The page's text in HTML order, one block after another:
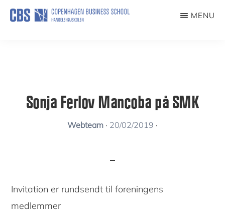
Skip
MENU
Sonja Ferlov Mancoba på SMK
Webteam · 20/02/2019 ·
Invitation er rundsendt til foreningens
medlemmer